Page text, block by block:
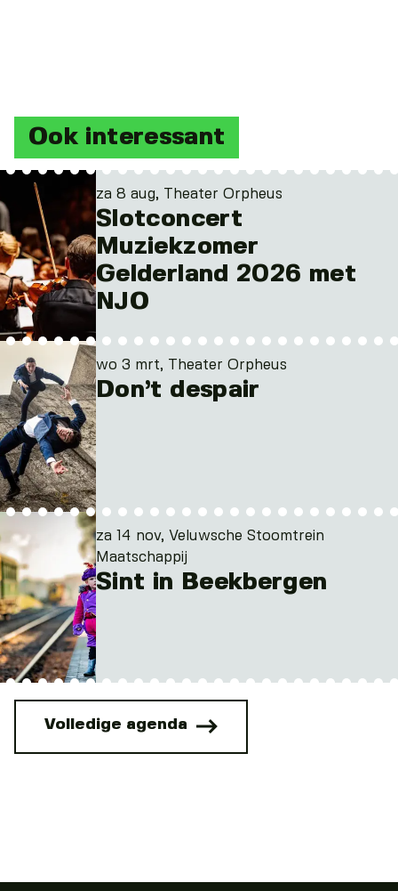
Ook interessant
za 8 aug, Theater Orpheus
Slotconcert
Muziekzomer
Gelderland 2026 met
NJO
wo 3 mrt, Theater Orpheus
Don’t despair
za 14 nov, Veluwsche Stoomtrein
Maatschappij
Sint in Beekbergen
Volledige agenda